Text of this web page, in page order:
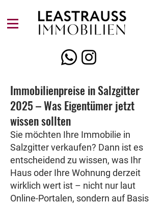
Immobilienpreise in Salzgitter
2025 – Was Eigentümer jetzt
wissen sollten
Sie möchten Ihre Immobilie in
Salzgitter verkaufen? Dann ist es
entscheidend zu wissen, was Ihr
Haus oder Ihre Wohnung derzeit
wirklich wert ist – nicht nur laut
Online-Portalen, sondern auf Basis